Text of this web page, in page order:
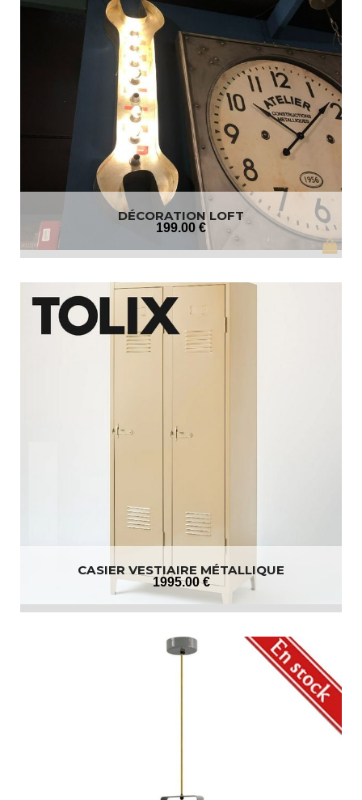
DÉCORATION LOFT
199.00 €
CASIER VESTIAIRE MÉTALLIQUE
1995.00 €